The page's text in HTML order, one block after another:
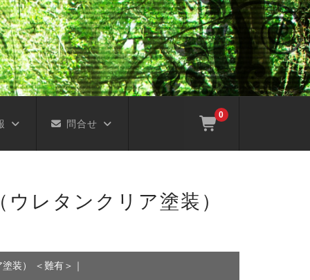
0
問合せ
タンクリア塗装）
装） ＜難有＞ ｜